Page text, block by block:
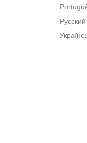
Русский